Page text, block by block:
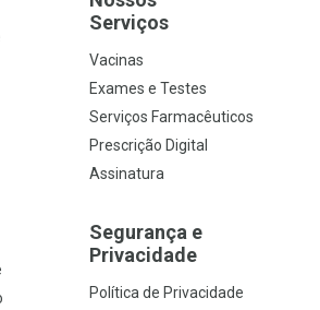
Serviços
Vacinas
Exames e Testes
Serviços Farmacêuticos
Prescrição Digital
Assinatura
Segurança e
Privacidade
Política de Privacidade